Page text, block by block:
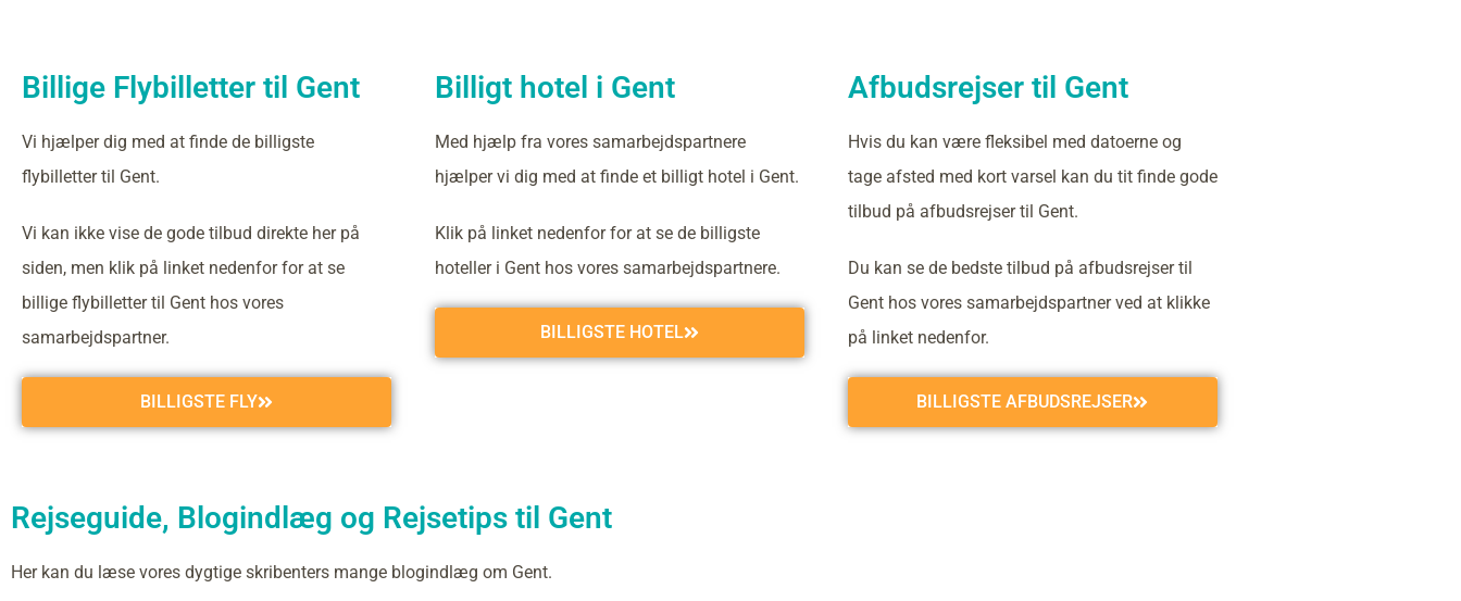
Billige Flybilletter til Gent
Vi hjælper dig med at finde de billigste
flybilletter til Gent.
Vi kan ikke vise de gode tilbud direkte her på
siden, men klik på linket nedenfor for at se
billige flybilletter til Gent hos vores
samarbejdspartner.
BILLIGSTE FLY
Billigt hotel i Gent
Med hjælp fra vores samarbejdspartnere
hjælper vi dig med at finde et billigt hotel i Gent.
Klik på linket nedenfor for at se de billigste
hoteller i Gent hos vores samarbejdspartnere.
BILLIGSTE HOTEL
Afbudsrejser til Gent
Hvis du kan være fleksibel med datoerne og
tage afsted med kort varsel kan du tit finde gode
tilbud på afbudsrejser til Gent.
Du kan se de bedste tilbud på afbudsrejser til
Gent hos vores samarbejdspartner ved at klikke
på linket nedenfor.
BILLIGSTE AFBUDSREJSER
Rejseguide, Blogindlæg og Rejsetips til Gent
Her kan du læse vores dygtige skribenters mange blogindlæg om Gent.